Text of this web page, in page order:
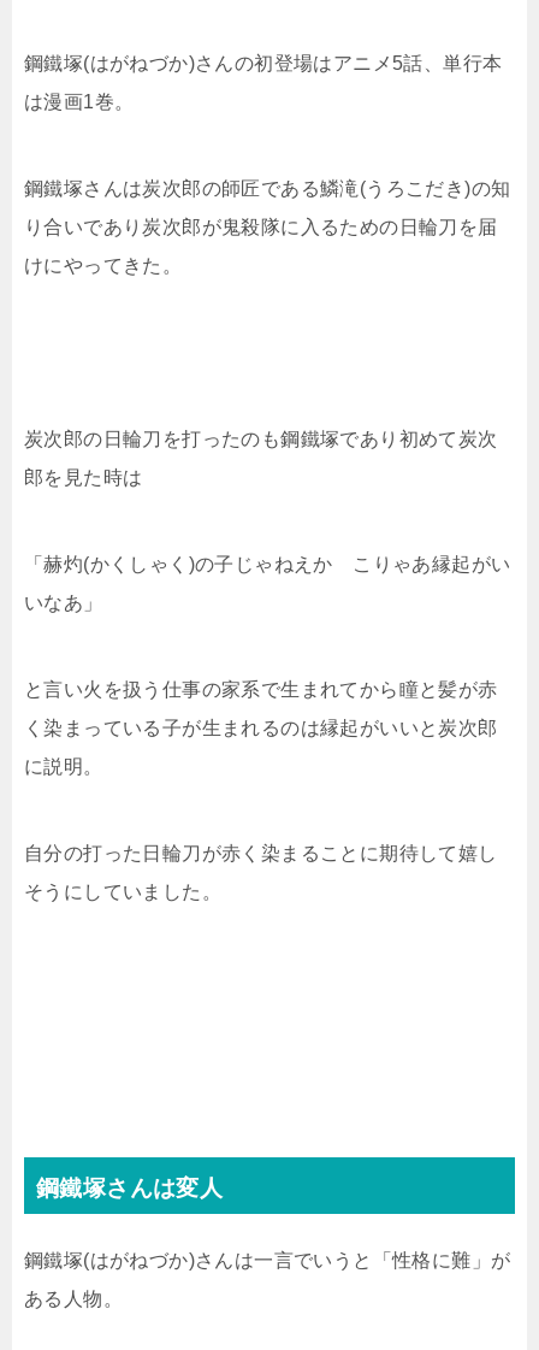
鋼鐵塚(はがねづか)さんの初登場はアニメ5話、単行本
は漫画1巻。
鋼鐵塚さんは炭次郎の師匠である鱗滝(うろこだき)の知
り合いであり炭次郎が鬼殺隊に入るための日輪刀を届
けにやってきた。
炭次郎の日輪刀を打ったのも鋼鐵塚であり初めて炭次
郎を見た時は
「赫灼(かくしゃく)の子じゃねえか こりゃあ縁起がい
いなあ」
と言い火を扱う仕事の家系で生まれてから瞳と髪が赤
く染まっている子が生まれるのは縁起がいいと炭次郎
に説明。
自分の打った日輪刀が赤く染まることに期待して嬉し
そうにしていました。
鋼鐵塚さんは変人
鋼鐵塚(はがねづか)さんは一言でいうと「性格に難」が
ある人物。